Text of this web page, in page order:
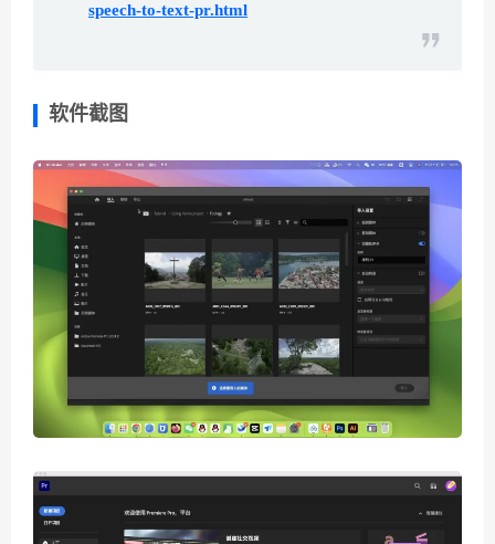
speech-to-text-pr.html
软件截图